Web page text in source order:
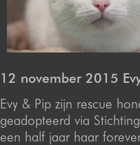
12 november 2015
Evy & Pip zijn rescue
geadopteerd via
een half jaar haar